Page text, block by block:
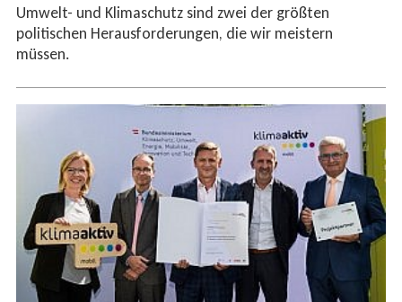
Umwelt- und Klimaschutz sind zwei der größten
politischen Herausforderungen, die wir meistern
müssen.